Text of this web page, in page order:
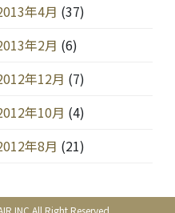
年4月 (37)
年2月 (6)
年12月 (7)
年10月 (4)
年8月 (21)
All Right Reserved.